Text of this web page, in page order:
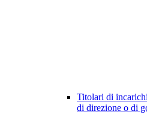
Titolari di
di direzione o di